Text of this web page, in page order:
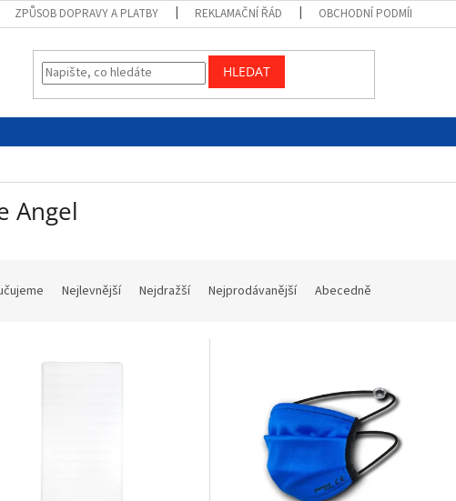
ZPŮSOB DOPRAVY A PLATBY REKLAMAČNÍ ŘÁD OBCHODNÍ PODMÍNKY
HLEDAT
Angel
Nejlevnější Nejdražší Nejprodávanější Abecedně